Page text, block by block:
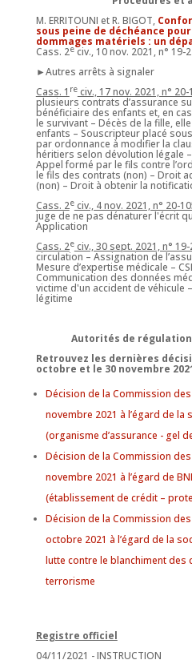
M. ERRITOUNI et R. BIGOT,
sous peine de déchéance
dommages matériels : un
Cass. 2eciv., 10 nov. 2021, n° 19-
►Autres arrêts à signaler
Cass. 1 reciv., 17 nov. 2021, n° 20-
plusieurs contrats d’assurance
bénéficiaire des enfants et, en
le survivant – Décès de la fille,
enfants – Souscripteur placé
par ordonnance à modifier la
héritiers selon dévolution légale
Appel formé par le fils contre
le fils des contrats (non) – Droit
(non) – Droit à obtenir la
Cass. 2eciv., 4 nov. 2021, n° 20-
juge de ne pas dénaturer l'écrit
Application
Cass. 2eciv., 30 sept. 2021, n° 19-
circulation – Assignation de
Mesure d’expertise médicale –
Communication des données
victime d'un accident de véhicule
légitime
Autorités de
Retrouvez les dernières
octobre et le 30 novembre
Décision de la Commission
novembre 2021 à l’égard de la
(organisme d’assurance - gel
Décision de la Commission
novembre 2021 à l’égard de
(établissement de crédit –
Décision de la Commission
octobre 2021 à l’égard de la
lutte contre le blanchiment des
terrorisme
Registre officiel
04/11/2021 - INSTRUCTION